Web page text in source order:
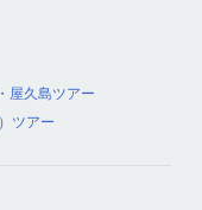
屋久島ツアー
ツアー